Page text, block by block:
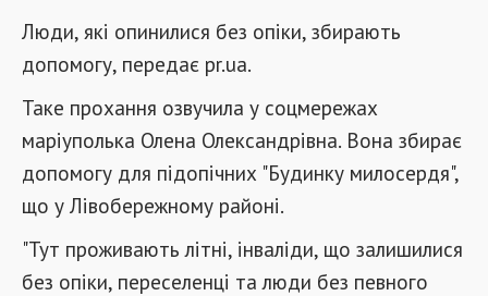
Люди, які опинилися без опіки, збирають
допомогу, передає pr.ua.
Таке прохання озвучила у соцмережах
маріуполька Олена Олександрівна. Вона збирає
допомогу для підопічних "Будинку милосердя",
що у Лівобережному районі.
"Тут проживають літні, інваліди, що залишилися
без опіки, переселенці та люди без певного